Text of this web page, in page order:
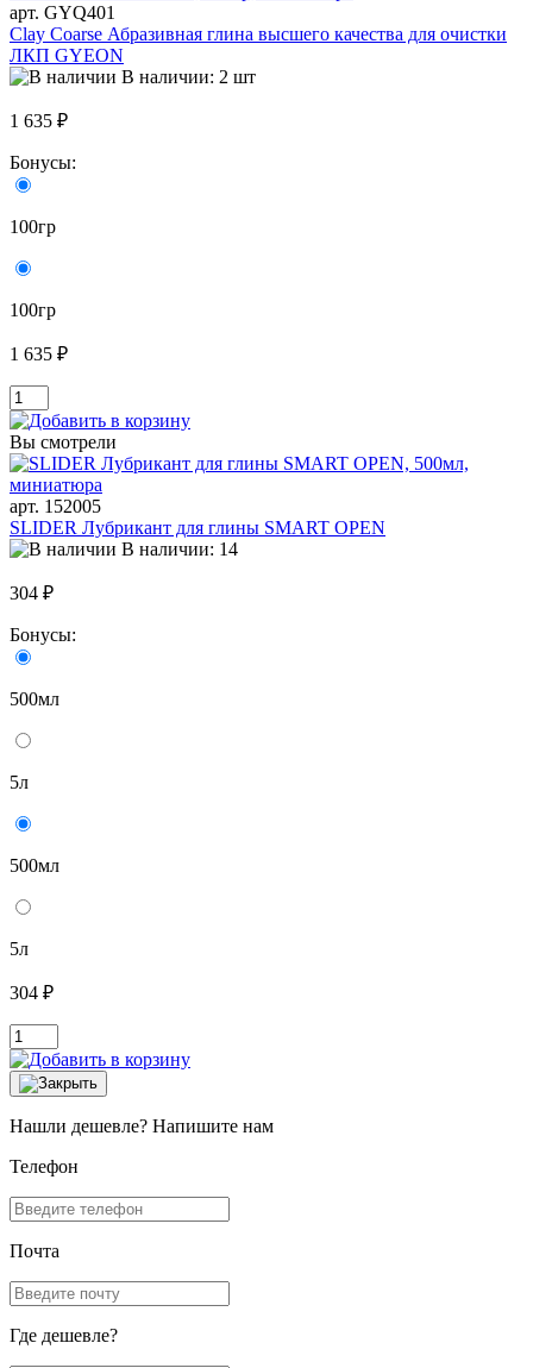
арт. GYQ401
Clay Coarse Абразивная глина высшего качества для очистки
ЛКП GYEON
В наличии: 2 шт
1 635 ₽
Бонусы:
100гр
100гр
1 635 ₽
Вы смотрели
арт. 152005
SLIDER Лубрикант для глины SMART OPEN
В наличии: 14
304 ₽
Бонусы:
500мл
5л
500мл
5л
304 ₽
Нашли дешевле? Напишите нам
Телефон
Почта
Где дешевле?